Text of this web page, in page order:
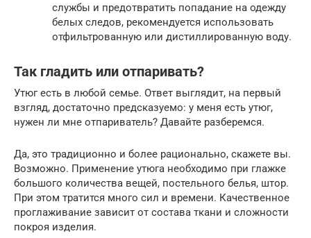
службы и предотвратить попадание на одежду
белых следов, рекомендуется использовать
отфильтрованную или дистиллированную воду.
Так гладить или отпаривать?
Утюг есть в любой семье. Ответ выглядит, на первый
взгляд, достаточно предсказуемо: у меня есть утюг,
нужен ли мне отпариватель? Давайте разберемся.
Да, это традиционно и более рационально, скажете вы.
Возможно. Применение утюга необходимо при глажке
большого количества вещей, постельного белья, штор.
При этом тратится много сил и времени. Качественное
проглаживание зависит от состава ткани и сложности
покроя изделия.